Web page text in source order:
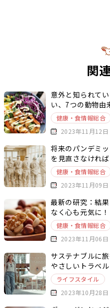
関
意外と知られて
い、7つの動物由
健康・食情報総合
2023年11月12日
将来のパンデミ
を見直さなけれ
健康・食情報総合
2023年11月09日
最新の研究：結
なく心も元気に！
健康・食情報総合
2023年11月06日
サステナブルに
やさしいトラベ
ライフスタイル
2023年10月28日